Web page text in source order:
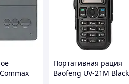
Портативная рация
Baofeng UV-21M Black